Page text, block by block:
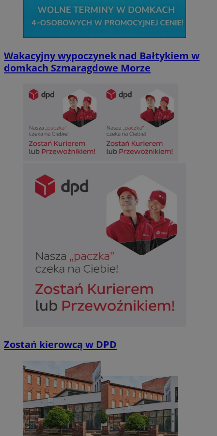
Wakacyjny wypoczynek nad Bałtykiem w
domkach Szmaragdowe Morze
Zostań kierowcą w DPD